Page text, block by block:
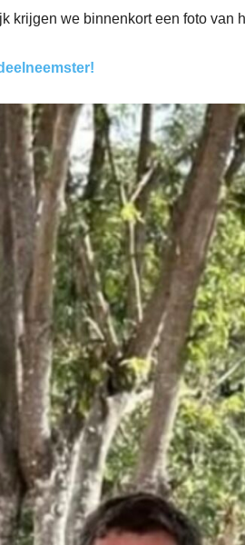
we binnenkort een foto van